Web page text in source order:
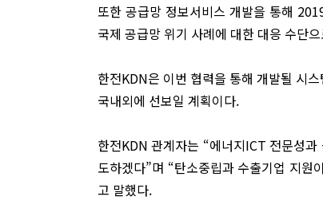
또한 공급망 정보서비스 개발을 통해
국제 공급망 위기 사례에 대한 대응 수단
한전KDN은 이번 협력을 통해 개발될 시
국내외에 선보일 계획이다.
한전KDN 관계자는 “에너지ICT 전문성
도하겠다”며 “탄소중립과 수출기업 지원
고 말했다.